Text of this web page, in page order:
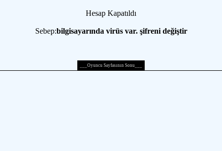
Hesap Kapatıldı
Sebep:bilgisayarında virüs var. şifreni değiştir
___Oyuncu Sayfasının Sonu___